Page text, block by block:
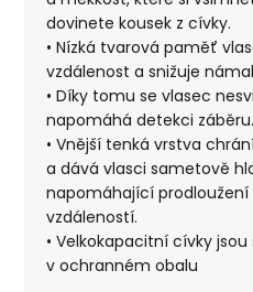
dovinete kousek z cívky.
• Nízká tvarová paměť
vzdálenost a snižuje
• Díky tomu se vlasec
napomáhá detekci záběru.
• Vnější tenká vrstva
a dává vlasci sametově
napomáhající
vzdáleností.
• Velkokapacitní cívky
v ochranném obalu